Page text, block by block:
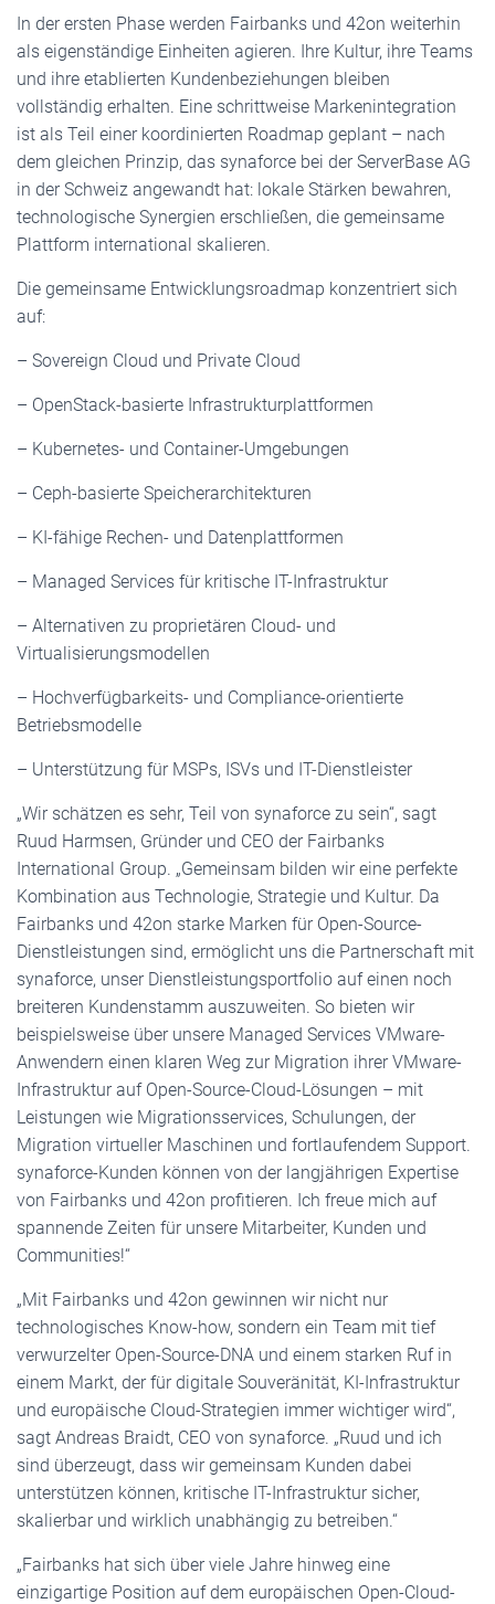
In der ersten Phase werden Fairbanks und 42on weiterhin
als eigenständige Einheiten agieren. Ihre Kultur, ihre Teams
und ihre etablierten Kundenbeziehungen bleiben
vollständig erhalten. Eine schrittweise Markenintegration
ist als Teil einer koordinierten Roadmap geplant – nach
dem gleichen Prinzip, das synaforce bei der ServerBase AG
in der Schweiz angewandt hat: lokale Stärken bewahren,
technologische Synergien erschließen, die gemeinsame
Plattform international skalieren.
Die gemeinsame Entwicklungsroadmap konzentriert sich
auf:
– Sovereign Cloud und Private Cloud
– OpenStack-basierte Infrastrukturplattformen
– Kubernetes- und Container-Umgebungen
– Ceph-basierte Speicherarchitekturen
– KI-fähige Rechen- und Datenplattformen
– Managed Services für kritische IT-Infrastruktur
– Alternativen zu proprietären Cloud- und
Virtualisierungsmodellen
– Hochverfügbarkeits- und Compliance-orientierte
Betriebsmodelle
– Unterstützung für MSPs, ISVs und IT-Dienstleister
„Wir schätzen es sehr, Teil von synaforce zu sein“, sagt
Ruud Harmsen, Gründer und CEO der Fairbanks
International Group. „Gemeinsam bilden wir eine perfekte
Kombination aus Technologie, Strategie und Kultur. Da
Fairbanks und 42on starke Marken für Open-Source-
Dienstleistungen sind, ermöglicht uns die Partnerschaft mit
synaforce, unser Dienstleistungsportfolio auf einen noch
breiteren Kundenstamm auszuweiten. So bieten wir
beispielsweise über unsere Managed Services VMware-
Anwendern einen klaren Weg zur Migration ihrer VMware-
Infrastruktur auf Open-Source-Cloud-Lösungen – mit
Leistungen wie Migrationsservices, Schulungen, der
Migration virtueller Maschinen und fortlaufendem Support.
synaforce-Kunden können von der langjährigen Expertise
von Fairbanks und 42on profitieren. Ich freue mich auf
spannende Zeiten für unsere Mitarbeiter, Kunden und
Communities!“
„Mit Fairbanks und 42on gewinnen wir nicht nur
technologisches Know-how, sondern ein Team mit tief
verwurzelter Open-Source-DNA und einem starken Ruf in
einem Markt, der für digitale Souveränität, KI-Infrastruktur
und europäische Cloud-Strategien immer wichtiger wird“,
sagt Andreas Braidt, CEO von synaforce. „Ruud und ich
sind überzeugt, dass wir gemeinsam Kunden dabei
unterstützen können, kritische IT-Infrastruktur sicher,
skalierbar und wirklich unabhängig zu betreiben.“
„Fairbanks hat sich über viele Jahre hinweg eine
einzigartige Position auf dem europäischen Open-Cloud-